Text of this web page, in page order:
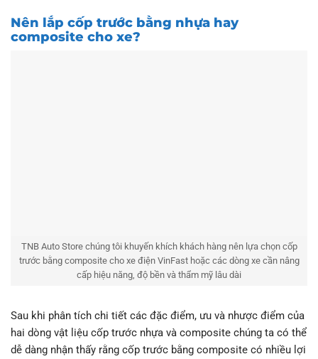
Nên lắp cốp trước bằng nhựa hay
composite cho xe?
TNB Auto Store chúng tôi khuyến khích khách hàng nên lựa chọn cốp
trước bằng composite cho xe điện VinFast hoặc các dòng xe cần nâng
cấp hiệu năng, độ bền và thẩm mỹ lâu dài
Sau khi phân tích chi tiết các đặc điểm, ưu và nhược điểm của
hai dòng vật liệu cốp trước nhựa và composite chúng ta có thể
dễ dàng nhận thấy rằng cốp trước bằng composite có nhiều lợi